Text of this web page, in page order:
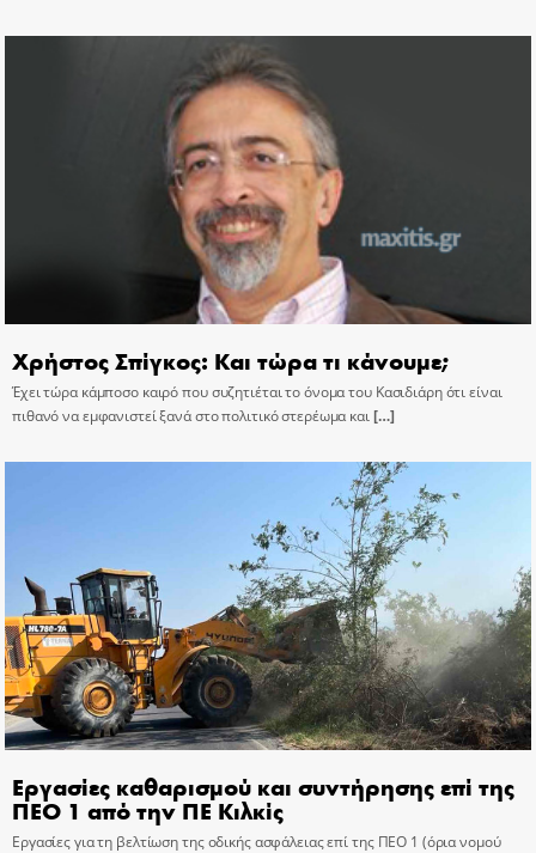
Χρήστος Σπίγκος: Και τώρα τι κάνουμε;
Έχει τώρα κάμποσο καιρό που συζητιέται το όνομα του Κασιδιάρη ότι είναι
πιθανό να εμφανιστεί ξανά στο πολιτικό στερέωμα και[…]
Εργασίες καθαρισμού και συντήρησης επί της
ΠΕΟ 1 από την ΠΕ Κιλκίς
Εργασίες για τη βελτίωση της οδικής ασφάλειας επί της ΠΕΟ 1 (όρια νομού